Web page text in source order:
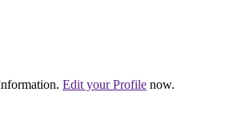
Edit your Profile now.